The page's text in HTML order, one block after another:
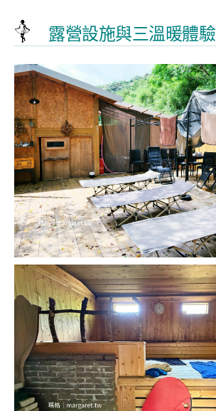
露營設施與三溫暖體驗